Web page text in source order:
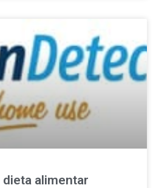
dieta alimentar